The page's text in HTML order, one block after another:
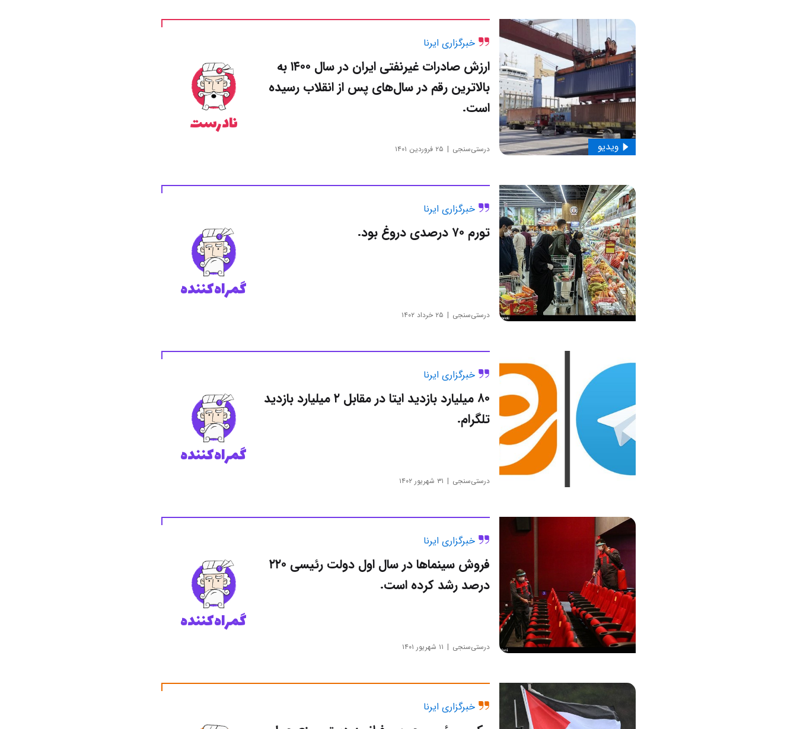
خبرگزاری ایرنا
ویدیو
ارزش صادرات غیرنفتی ایران در سال ۱۴۰۰ به
بالاترین رقم در سال‌های پس از انقلاب رسیده
است.
نادرست
درستی‌سنجی ۲۵ فروردین ۱۴۰۱
خبرگزاری ایرنا
تورم ۷۰ درصدی دروغ بود.
گمراه‌کننده
درستی‌سنجی ۲۵ خرداد ۱۴۰۲
خبرگزاری ایرنا
۸۰ میلیارد بازدید ایتا در مقابل ۲ میلیارد بازدید
تلگرام.
گمراه‌کننده
درستی‌سنجی ۳۱ شهریور ۱۴۰۲
خبرگزاری ایرنا
فروش سینماها در سال اول دولت رئیسی ۲۲۰
درصد رشد کرده است.
گمراه‌کننده
درستی‌سنجی ۱۱ شهریور ۱۴۰۱
خبرگزاری ایرنا